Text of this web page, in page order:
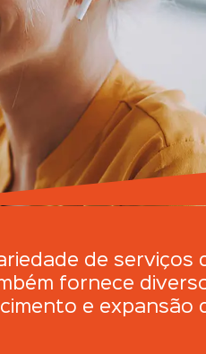
Dados e IA AWS
Atlas Dedalus
de serviços
fornece
e expansão